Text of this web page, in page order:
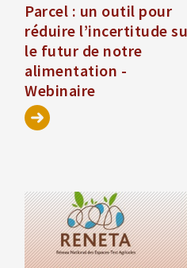
Parcel : un outil pour
réduire l’incertitude
le futur de notre
alimentation -
Webinaire